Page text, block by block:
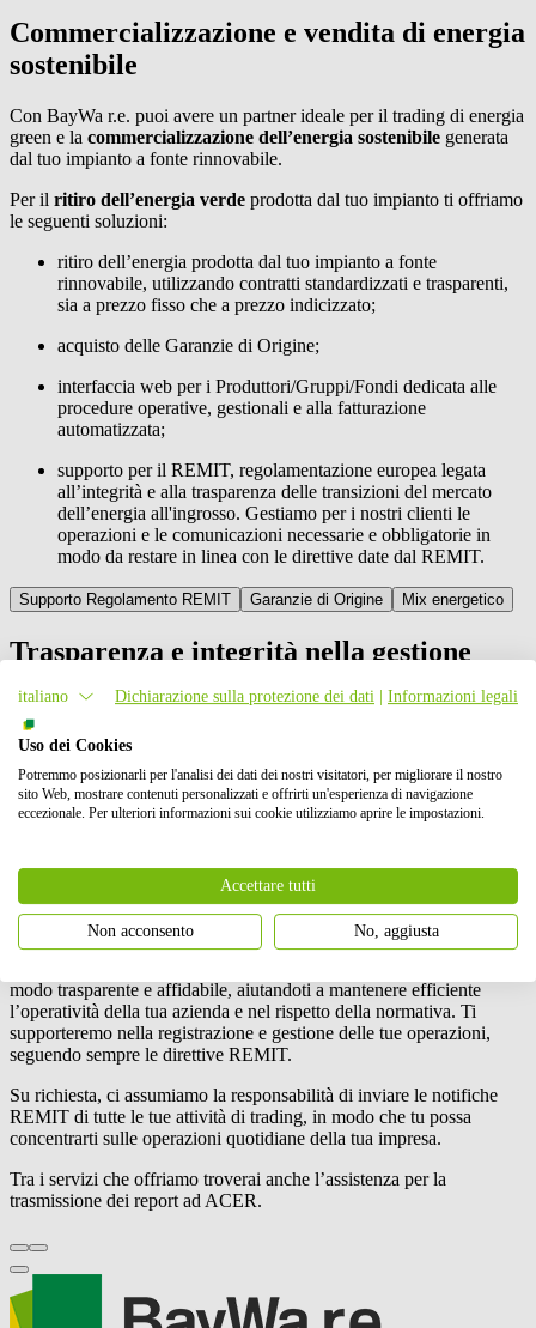
Commercializzazione e vendita di energia
sostenibile
Con BayWa r.e. puoi avere un partner ideale per il trading di energia
green e la commercializzazione dell’energia sostenibile generata
dal tuo impianto a fonte rinnovabile.
Per il ritiro dell’energia verde prodotta dal tuo impianto ti offriamo
le seguenti soluzioni:
ritiro dell’energia prodotta dal tuo impianto a fonte
rinnovabile, utilizzando contratti standardizzati e trasparenti,
sia a prezzo fisso che a prezzo indicizzato;
acquisto delle Garanzie di Origine;
interfaccia web per i Produttori/Gruppi/Fondi dedicata alle
procedure operative, gestionali e alla fatturazione
automatizzata;
supporto per il REMIT, regolamentazione europea legata
all’integrità e alla trasparenza delle transizioni del mercato
dell’energia all'ingrosso. Gestiamo per i nostri clienti le
operazioni e le comunicazioni necessarie e obbligatorie in
modo da restare in linea con le direttive date dal REMIT.
Supporto Regolamento REMIT Garanzie di Origine Mix energetico
Trasparenza e integrità nella gestione
delle tue transazioni
Il regolamento dell’Unione Europea riguardante l’integrità e la
trasparenza del mercato dell’energia all'ingrosso (no. 1227/2011),
detto anche REMIT, rappresenta una concreta azione per mettere un
freno all’insider trading e alla manipolazione del mercato. Il suo
obiettivo è quello dicreare delle condizioni di trasparenza nei
un mercato dell’energia all’ingrosso equo e competitivo. Il
regolamento REMIT vincola inoltre i partecipanti del mercato a
pubblicare le informazioni relative al contratto e alla produzione di
modo trasparente e affidabile, aiutandoti a mantenere efficiente
l’operatività della tua azienda e nel rispetto della normativa. Ti
supporteremo nella registrazione e gestione delle tue operazioni,
seguendo sempre le direttive REMIT.
Su richiesta, ci assumiamo la responsabilità di inviare le notifiche
REMIT di tutte le tue attività di trading, in modo che tu possa
concentrarti sulle operazioni quotidiane della tua impresa.
Tra i servizi che offriamo troverai anche l’assistenza per la
trasmissione dei report ad ACER.
italiano Dichiarazione sulla protezione dei dati Informazioni legali
Uso dei Cookies
Potremmo posizionarli per l'analisi dei dati dei nostri visitatori, per migliorare il nostro
sito Web, mostrare contenuti personalizzati e offrirti un'esperienza di navigazione
eccezionale. Per ulteriori informazioni sui cookie utilizziamo aprire le impostazioni.
Accettare tutti
Non acconsento No, aggiusta